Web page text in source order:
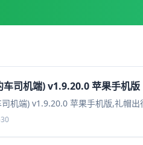
车司机端) v1.9.20.0 苹果手机版
机端) v1.9.20.0 苹果手机版,礼帽